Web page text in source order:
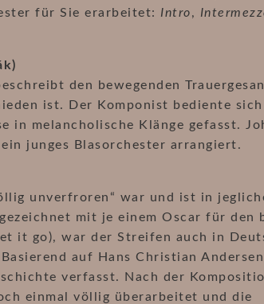
für Sie erarbeitet: Intro,
den bewegenden
ist. Der Komponist bediente sich
in melancholische Klänge gefasst.
junges Blasorchester arrangiert.
unverfroren“ war und ist in
mit je einem Oscar für den
it go), war der Streifen auch in
auf Hans Christian
verfasst. Nach der
einmal völlig überarbeitet und die